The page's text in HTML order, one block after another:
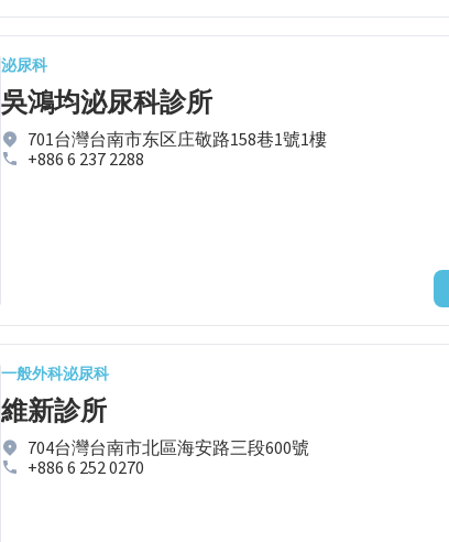
泌尿科
吳鴻均泌尿科診所
701台灣台南市东区庄敬路158巷1號1樓
+886 6 237 2288
一般外科泌尿科
維新診所
704台灣台南市北區海安路三段600號
+886 6 252 0270